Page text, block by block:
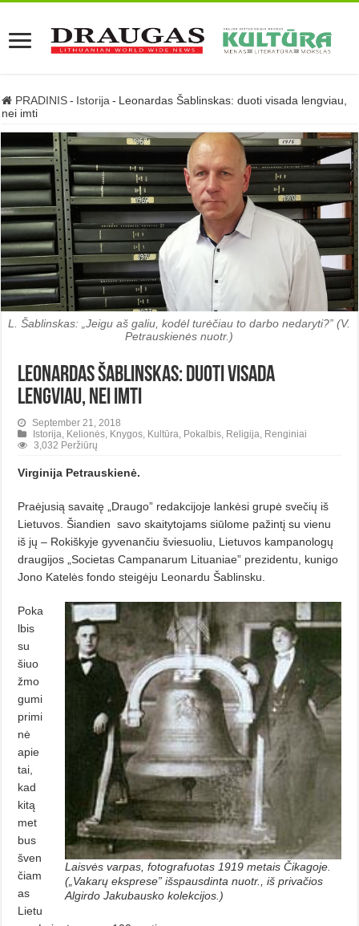
PRADINIS - Istorija - Leonardas Šablinskas: duoti visada lengviau,
nei imti
L. Šablinskas: „Jeigu aš galiu, kodėl turėčiau to darbo nedaryti?” (V.
Petrauskienės nuotr.)
Leonardas Šablinskas: duoti visada
lengviau, nei imti
September 21, 2018
Istorija Kelionės Knygos Kultūra Pokalbis Religija Renginiai
3,032 Peržiūrų
Virginija Petrauskienė.
Praėjusią savaitę „Draugo” redakcijoje lankėsi grupė svečių iš
Lietuvos. Šiandien savo skaitytojams siūlome pažintį su vienu
iš jų – Rokiškyje gyvenančiu šviesuoliu, Lietuvos kampanologų
draugijos „Societas Campanarum Lituaniae” prezidentu, kunigo
Jono Katelės fondo steigėju Leonardu Šablinsku.
Laisvės varpas, fotografuotas 1919 metais Čikagoje.
(„Vakarų eksprese” išspausdinta nuotr., iš privačios
Algirdo Jakubausko kolekcijos.)
Poka
lbis
su
šiuo
žmo
gumi
primi
nė
apie
tai,
kad
kitą
met
bus
šven
čiam
as
Lietu